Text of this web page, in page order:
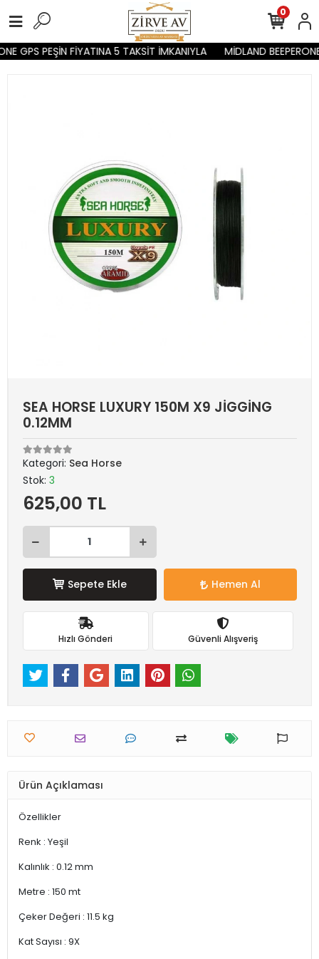
GPS PEŞİN FİYATINA 5 TAKSİT İMKANIYLA MİDLAND
0
SEA HORSE LUXURY 150M X9 JİGGİNG
0.12MM
Kategori: Sea Horse
Stok: 3
625,00 TL
Sepete Ekle Hemen Al
Hızlı Gönderi Güvenli Alışveriş
Ürün Açıklaması
Özellikler
Renk : Yeşil
Kalınlık : 0.12 mm
Metre : 150 mt
Çeker Değeri : 11.5 kg
Kat Sayısı : 9X